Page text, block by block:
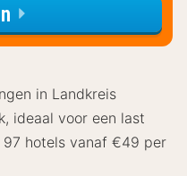
in Landkreis
ideaal voor een last
hotels vanaf €49 per